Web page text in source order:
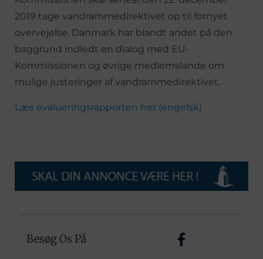
2019 tage vandrammedirektivet op til fornyet
overvejelse. Danmark har blandt andet på den
baggrund indledt en dialog med EU-
Kommissionen og øvrige medlemslande om
mulige justeringer af vandrammedirektivet.
Læs evalueringsrapporten her (engelsk)
Besøg Os På